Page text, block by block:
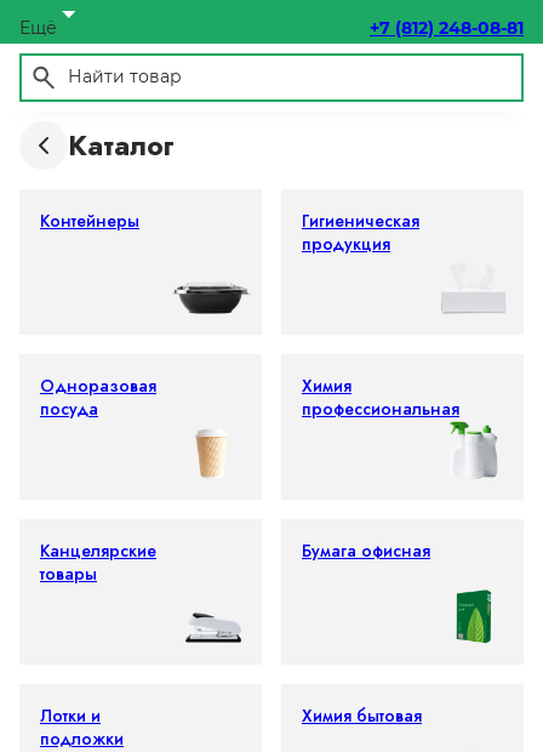
Ещё +7 (812) 248-08-81
Каталог
Контейнеры
Гигиеническая
продукция
Одноразовая
посуда
Химия
профессиональная
Канцелярские
товары
Бумага офисная
Лотки и
подложки
Химия бытовая